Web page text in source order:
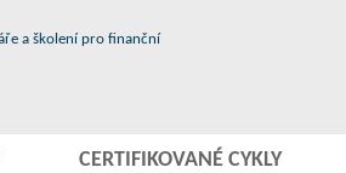
CERTIFIKOVANÉ CYKLY